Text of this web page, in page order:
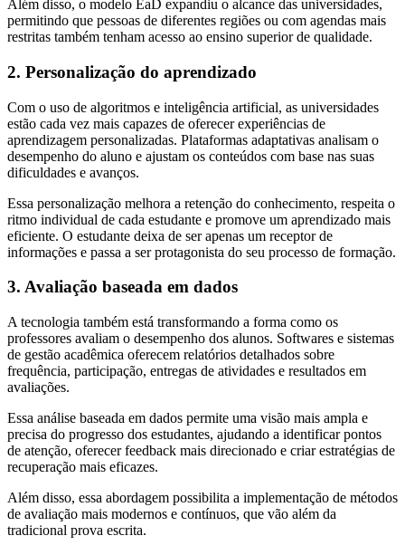
Além disso, o modelo EaD expandiu o alcance das universidades,
permitindo que pessoas de diferentes regiões ou com agendas mais
restritas também tenham acesso ao ensino superior de qualidade.
2. Personalização do aprendizado
Com o uso de algoritmos e inteligência artificial, as universidades
estão cada vez mais capazes de oferecer experiências de
aprendizagem personalizadas. Plataformas adaptativas analisam o
desempenho do aluno e ajustam os conteúdos com base nas suas
dificuldades e avanços.
Essa personalização melhora a retenção do conhecimento, respeita o
ritmo individual de cada estudante e promove um aprendizado mais
eficiente. O estudante deixa de ser apenas um receptor de
informações e passa a ser protagonista do seu processo de formação.
3. Avaliação baseada em dados
A tecnologia também está transformando a forma como os
professores avaliam o desempenho dos alunos. Softwares e sistemas
de gestão acadêmica oferecem relatórios detalhados sobre
frequência, participação, entregas de atividades e resultados em
avaliações.
Essa análise baseada em dados permite uma visão mais ampla e
precisa do progresso dos estudantes, ajudando a identificar pontos
de atenção, oferecer feedback mais direcionado e criar estratégias de
recuperação mais eficazes.
Além disso, essa abordagem possibilita a implementação de métodos
de avaliação mais modernos e contínuos, que vão além da
tradicional prova escrita.